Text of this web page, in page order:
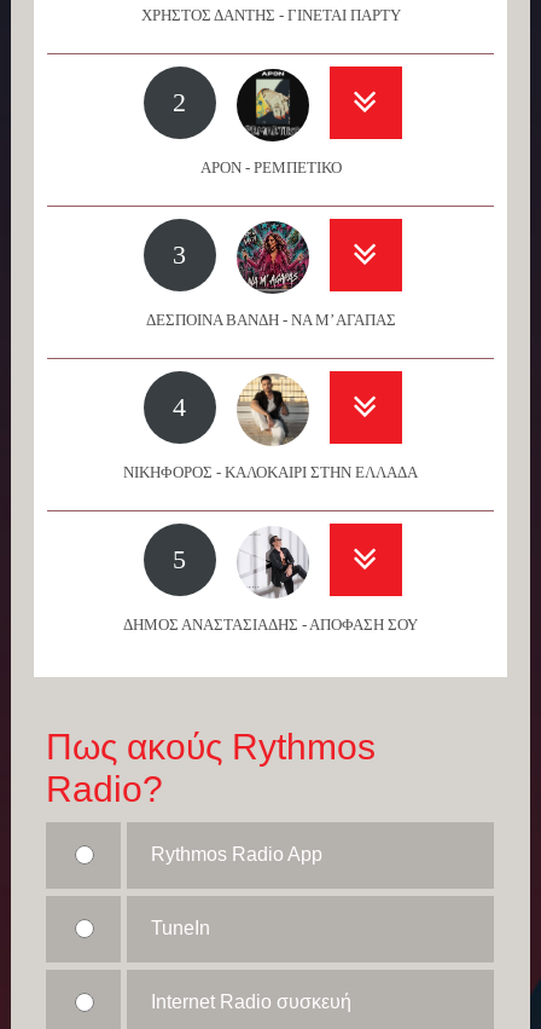
ΧΡΗΣΤΟΣ ΔΑΝΤΗΣ - ΓΙΝΕΤΑΙ ΠΑΡΤΥ
2
APON - ΡΕΜΠΕΤΙΚΟ
3
ΔΕΣΠΟΙΝΑ ΒΑΝΔΗ - ΝΑ Μ’ ΑΓΑΠΑΣ
4
ΝΙΚΗΦΟΡΟΣ - ΚΑΛΟΚΑΙΡΙ ΣΤΗΝ ΕΛΛΑΔΑ
5
ΔΗΜΟΣ ΑΝΑΣΤΑΣΙΑΔΗΣ - ΑΠΟΦΑΣΗ ΣΟΥ
Πως ακούς Rythmos
Radio?
Rythmos Radio App
TuneIn
Internet Radio συσκευή